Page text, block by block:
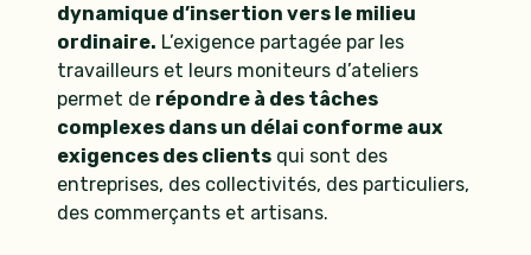
dynamique d’insertion vers le milieu
ordinaire. L’exigence partagée par les
travailleurs et leurs moniteurs d’ateliers
permet de répondre à des tâches
complexes dans un délai conforme aux
exigences des clients qui sont des
entreprises, des collectivités, des particuliers,
des commerçants et artisans.